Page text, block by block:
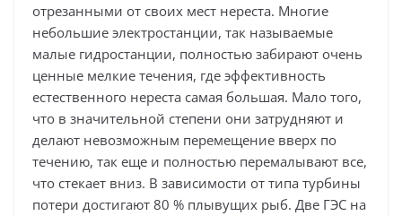
отрезанными от своих мест нереста. Многие
небольшие электростанции, так называемые
малые гидростанции, полностью забирают очень
ценные мелкие течения, где эффективность
естественного нереста самая большая. Мало того,
что в значительной степени они затрудняют и
делают невозможным перемещение вверх по
течению, так еще и полностью перемалывают все,
что стекает вниз. В зависимости от типа турбины
потери достигают 80 % плывущих рыб. Две ГЭС на